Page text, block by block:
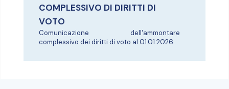
COMPLESSIVO DI DIRITTI DI
VOTO
Comunicazione dell'ammontare
complessivo dei diritti di voto al 01.01.2026